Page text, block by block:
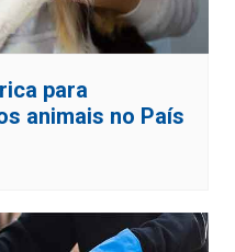
para
animais no País